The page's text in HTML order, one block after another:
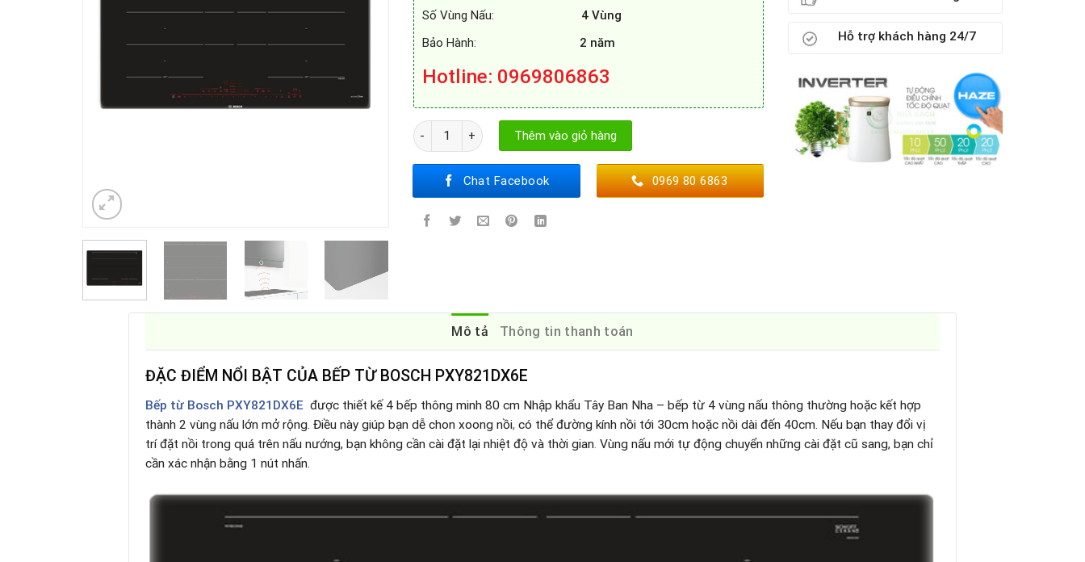
Số Vùng Nấu:
4 Vùng
Bảo Hành: 2 năm
Hotline: 0969806863
BẾP TỪ BOSCH PXY821DX6E số lượng
Thêm vào giỏ hàng
Chat Facebook 0969 80 6863
Hỗ trợ khách hàng 24/7
Mô tả Thông tin thanh toán
ĐẶC ĐIỂM NỔI BẬT CỦA BẾP TỪ BOSCH PXY821DX6E
Bếp từ Bosch PXY821DX6E được thiết kế 4 bếp thông minh 80 cm Nhập khẩu Tây Ban Nha – bếp từ 4 vùng nấu thông thường hoặc kết hợp
thành 2 vùng nấu lớn mở rộng. Điều này giúp bạn dễ chon xoong nồi, có thể đường kính nồi tới 30cm hoặc nồi dài đến 40cm. Nếu bạn thay đổi vị
trí đặt nồi trong quá trên nấu nướng, bạn không cần cài đặt lại nhiệt độ và thời gian. Vùng nấu mới tự động chuyển những cài đặt cũ sang, bạn chỉ
cần xác nhận bằng 1 nút nhấn.